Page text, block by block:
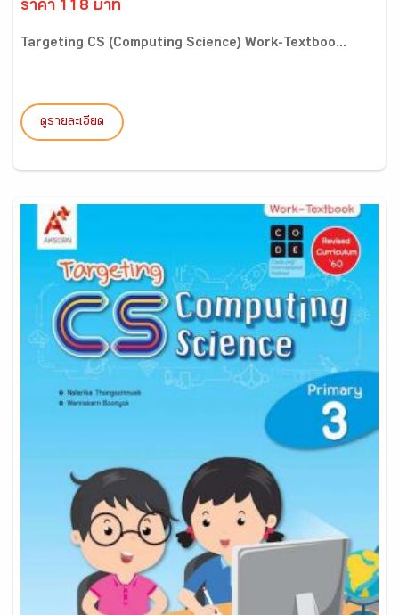
ราคา 118 บาท
Targeting CS (Computing Science) Work-Textboo...
ดูรายละเอียด